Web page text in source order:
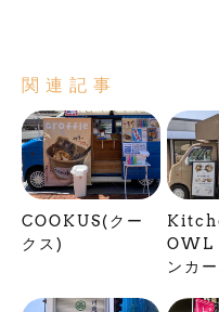
関連記事
COOKUS(クー
クス)
OWL
ンカ